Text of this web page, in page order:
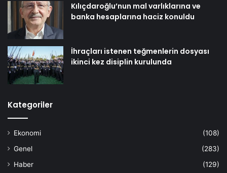
Kılıçdaroğlu’nun mal varlıklarına ve
banka hesaplarına haciz konuldu
İhraçları istenen teğmenlerin dosyası
ikinci kez disiplin kurulunda
Kategoriler
Ekonomi
(108)
Genel
(283)
Haber
(129)